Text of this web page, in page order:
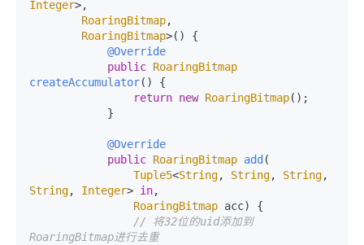
Integer>,
RoaringBitmap,
RoaringBitmap>() {
@Override
public RoaringBitmap
createAccumulator( ) {
return new RoaringBitmap();
@Override
public RoaringBitmap add (
Tuple5<String, String, String
String, Integer> in,
RoaringBitmap acc) {
// 将32位的uid添加到
RoaringBitmap进行去重